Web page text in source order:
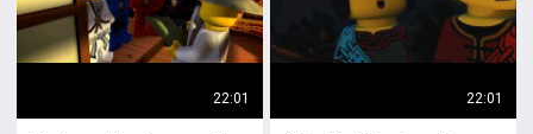
22:01 22:01